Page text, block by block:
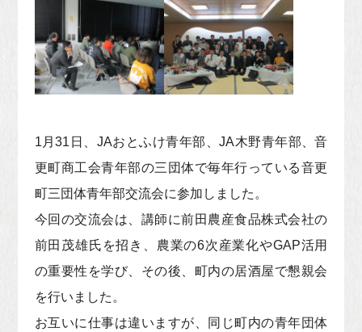
1 月31日、JAおとふけ青年部、JA木野青年部、音
更町商工会青年部の三団体で毎年行っている音更
町三団体青年部交流会に参加しました。
今回の交流会は、講師に前田農産食品株式会社の
前田茂雄氏を招き、農業の6次産業化やGAP活用
の重要性を学び、その後、町内の居酒屋で懇親会
を行いました。
お互いに仕事は違いますが、同じ町内の青年団体